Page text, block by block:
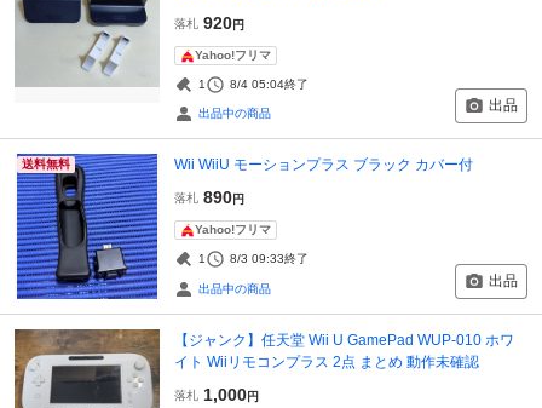
落札 920円
Yahoo!フリマ
1 8/4 05:04終了
出品中の商品 出品
送料無料 Wii WiiU モーションプラス ブラック カバー付
落札 890円
Yahoo!フリマ
1 8/3 09:33終了
出品中の商品 出品
【ジャンク】任天堂 Wii U GamePad WUP-010 ホワ
イト Wiiリモコンプラス 2点 まとめ 動作未確認
落札 1,000円